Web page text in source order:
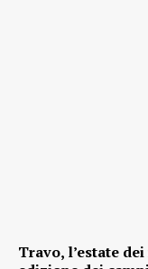
Travo, l’estate